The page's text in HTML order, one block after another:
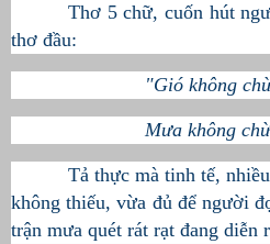
Thơ 5 chữ, cuốn hút
thơ đầu:
"Gió không
Mưa không
Tả thực mà tinh tế,
không thiếu, vừa đủ để người
trận mưa quét rát rạt đang diễn